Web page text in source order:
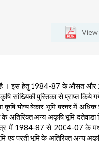
View
है । इस हेतु 1984-87 के औसत
सांख्यिकी पुस्तिका से प्राप्त किये
कृषि योग्य बेकार भूमि बस्तर में
के अतिरिक्त अन्य अकृषि भूमि
में 1984-87 से 2004-07 के
एवं परती भूमि के अतिरिक्त अन्य